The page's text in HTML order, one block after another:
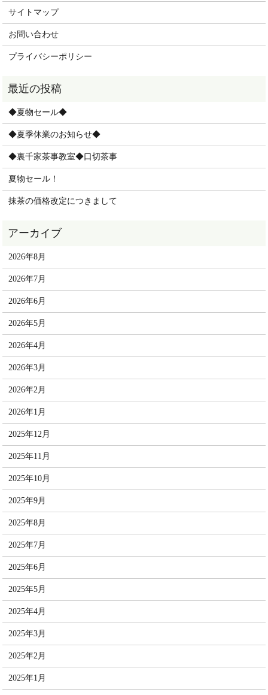
サイトマップ
お問い合わせ
プライバシーポリシー
◆夏物セール◆
◆夏季休業のお知らせ◆
◆裏千家茶事教室◆口切茶事
夏物セール！
抹茶の価格改定につきまして
2026年8月
2026年7月
2026年6月
2026年5月
2026年4月
2026年3月
2026年2月
2026年1月
2025年12月
2025年11月
2025年10月
2025年9月
2025年8月
2025年7月
2025年6月
2025年5月
2025年4月
2025年3月
2025年2月
2025年1月